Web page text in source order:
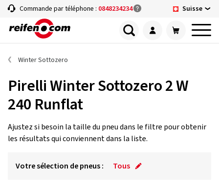
Commande par téléphone : 0848234234 Suisse
Winter Sottozero
Pirelli Winter Sottozero 2 W
240 Runflat
Ajustez si besoin la taille du pneu dans le filtre pour obtenir
les résultats qui conviennent dans la liste.
Votre sélection de pneus : Tous